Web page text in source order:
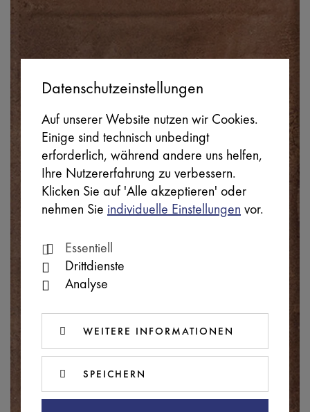
Datenschutzeinstellungen
Auf unserer Website nutzen wir Cookies.
Einige sind technisch unbedingt
erforderlich, während andere uns helfen,
Ihre Nutzererfahrung zu verbessern.
Klicken Sie auf 'Alle akzeptieren' oder
nehmen Sie individuelle Einstellungen vor.
Essentiell
Drittdienste
Analyse
WEITERE INFORMATIONEN
SPEICHERN